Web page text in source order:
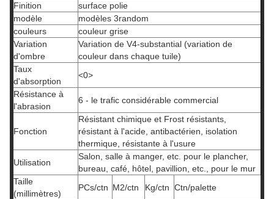
Finition
surface polie
modèle
modèles 3random
couleurs
couleur grise
Variation
d'ombre
Variation de V4-substantial (variation de
couleur dans chaque tuile)
Taux
d'absorption
<0>
Résistance à
l'abrasion
6 - le trafic considérable commercial
Fonction
Résistant chimique et Frost résistants,
résistant à l'acide, antibactérien, isolation
thermique, résistante à l'usure
Utilisation
Salon, salle à manger, etc. pour le plancher,
bureau, café, hôtel, pavillion, etc., pour le mur
Taille
(millimètres)
PCs/ctn M2/ctn Kg/ctn Ctn/palette